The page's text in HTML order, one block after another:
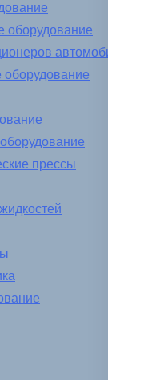
оборудование
автомобиля
оборудование
прессы